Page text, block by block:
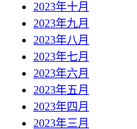
2023年十月
2023年九月
2023年八月
2023年七月
2023年六月
2023年五月
2023年四月
2023年三月